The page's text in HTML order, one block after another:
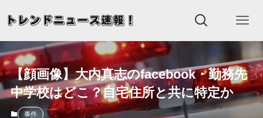
【顔画像】大内真志のfacebook・勤務先
中学校はどこ？自宅住所と共に特定か
事件